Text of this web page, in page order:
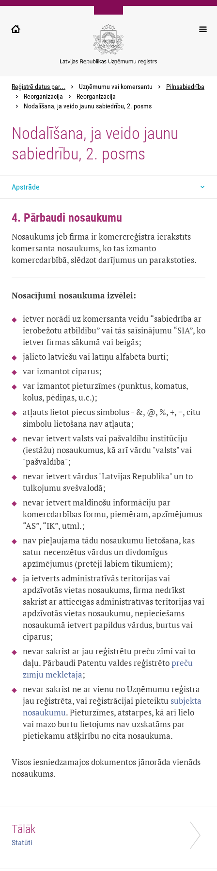
Pārlekt
galveno
Reģistrē datus par... Uzņēmumu vai komersantu
Pilnsabiedrība
Reorganizācija
Reorganizācija
Nodalīšana, ja veido jaunu sabiedrību, 2. posms
Nodalīšana, ja veido jaunu
sabiedrību, 2. posms
Apstrāde
4. Pārbaudi nosaukumu
Nosaukums jeb firma ir komercreģistrā ierakstīts
komersanta nosaukums, ko tas izmanto
komercdarbībā, slēdzot darījumus un parakstoties.
Nosacījumi nosaukuma izvēlei:
ietver norādi uz komersanta veidu “sabiedrība ar
ierobežotu atbildību” vai tās saīsinājumu “SIA”, ko
ietver firmas sākumā vai beigās;
jālieto latviešu vai latīņu alfabēta burti;
var izmantot ciparus;
var izmantot pieturzīmes (punktus, komatus,
kolus, pēdiņas, u.c.);
atļauts lietot piecus simbolus - &, @, %, +, =, citu
simbolu lietošana nav atļauta;
nevar ietvert valsts vai pašvaldību institūciju
(iestāžu) nosaukumus, kā arī vārdu "valsts" vai
"pašvaldība";
nevar ietvert vārdus "Latvijas Republika" un to
tulkojumu svešvalodā;
nevar ietvert maldinošu informāciju par
komercdarbības formu, piemēram, apzīmējumus
“AS”, “IK”, utml.;
nav pieļaujama tādu nosaukumu lietošana, kas
satur necenzētus vārdus un divdomīgus
apzīmējumus (pretēji labiem tikumiem);
ja ietverts administratīvās teritorijas vai
apdzīvotās vietas nosaukums, firma nedrīkst
sakrist ar attiecīgās administratīvās teritorijas vai
apdzīvotās vietas nosaukumu, nepieciešams
nosaukumā ietvert papildus vārdus, burtus vai
ciparus;
nevar sakrist ar jau reģistrētu preču zīmi vai to
daļu. Pārbaudi Patentu valdes reģistrētopreču
zīmju meklētājā;
nevar sakrist ne ar vienu no Uzņēmumu reģistra
jau reģistrēta, vai reģistrācijai pieteiktu subjekta
nosaukumu. Pieturzīmes, atstarpes, kā arī lielo
vai mazo burtu lietojums nav uzskatāms par
pietiekamu atšķirību no cita nosaukuma.
Visos iesniedzamajos dokumentos jānorāda vienāds
nosaukums.
Tālāk
Statūti